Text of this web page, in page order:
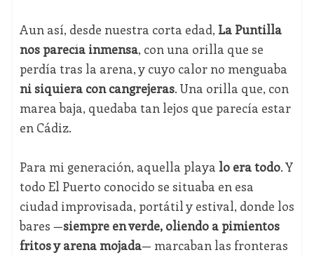
Aun así, desde nuestra corta edad, La Puntilla
nos parecía inmensa, con una orilla que se
perdía tras la arena, y cuyo calor no menguaba
ni siquiera con cangrejeras. Una orilla que, con
marea baja, quedaba tan lejos que parecía estar
en Cádiz.
Para mi generación, aquella playa lo era todo. Y
todo El Puerto conocido se situaba en esa
ciudad improvisada, portátil y estival, donde los
bares —siempre en verde, oliendo a pimientos
fritos y arena mojada— marcaban las fronteras